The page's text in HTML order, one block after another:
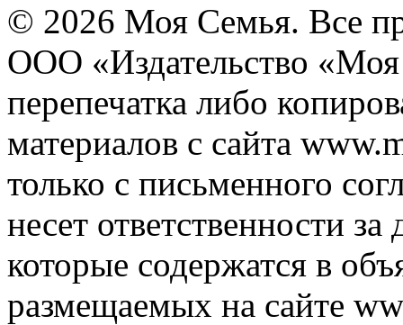
© 2026 Моя Семья. Все
ООО «Издательство
перепечатка либо
материалов с сайта
только с письменного
несет ответственности
которые содержатся в
размещаемых на сайте